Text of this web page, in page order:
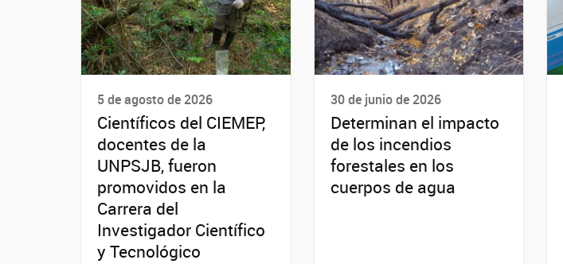
5 de agosto de 2026
Científicos del CIEMEP,
docentes de la
UNPSJB, fueron
promovidos en la
Carrera del
Investigador Científico
y Tecnológico
30 de junio de 2026
Determinan el impacto
de los incendios
forestales en los
cuerpos de agua